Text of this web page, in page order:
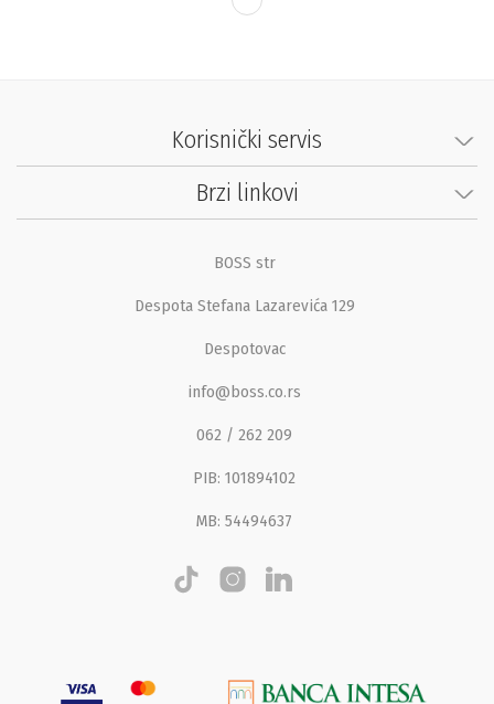
Korisnički servis
Brzi linkovi
BOSS str
Despota Stefana Lazarevića 129
Despotovac
info@boss.co.rs
062 / 262 209
PIB: 101894102
MB: 54494637